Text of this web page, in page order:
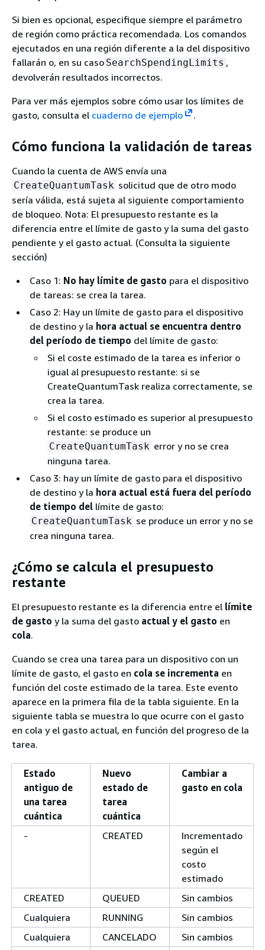
Si bien es opcional, especifique siempre el parámetro
de región como práctica recomendada. Los comandos
ejecutados en una región diferente a la del dispositivo
fallarán o, en su caso SearchSpendingLimits ,
devolverán resultados incorrectos.
Para ver más ejemplos sobre cómo usar los límites de
gasto, consulta el cuaderno de ejemplo .
Cómo funciona la validación de tareas
Cuando la cuenta de AWS envía una
CreateQuantumTask solicitud que de otro modo
sería válida, está sujeta al siguiente comportamiento
de bloqueo. Nota: El presupuesto restante es la
diferencia entre el límite de gasto y la suma del gasto
pendiente y el gasto actual. (Consulta la siguiente
sección)
Caso 1: No hay límite de gasto para el dispositivo
de tareas: se crea la tarea.
Caso 2: Hay un límite de gasto para el dispositivo
de destino y la hora actual se encuentra dentro
del período de tiempo del límite de gasto:
Si el coste estimado de la tarea es inferior o
igual al presupuesto restante: si se
CreateQuantumTask realiza correctamente, se
crea la tarea.
Si el costo estimado es superior al presupuesto
restante: se produce un
CreateQuantumTask error y no se crea
ninguna tarea.
Caso 3: hay un límite de gasto para el dispositivo
de destino y la hora actual está fuera del período
de tiempo del límite de gasto:
CreateQuantumTask se produce un error y no se
crea ninguna tarea.
¿Cómo se calcula el presupuesto
restante
El presupuesto restante es la diferencia entre el límite
de gasto y la suma del gasto actual y el gasto en
cola.
Cuando se crea una tarea para un dispositivo con un
límite de gasto, el gasto en cola se incrementa en
función del coste estimado de la tarea. Este evento
aparece en la primera fila de la tabla siguiente. En la
siguiente tabla se muestra lo que ocurre con el gasto
en cola y el gasto actual, en función del progreso de la
tarea.
Estado
antiguo de
una tarea
cuántica
Nuevo
estado de
tarea
cuántica
Cambiar a
gasto en cola
- CREATED
Incrementado
según el
costo
estimado
CREATED
QUEUED
Sin cambios
Cualquiera
RUNNING
Sin cambios
Cualquiera
CANCELADO
Sin cambios